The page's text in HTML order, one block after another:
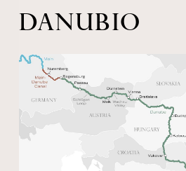
DANUBIO